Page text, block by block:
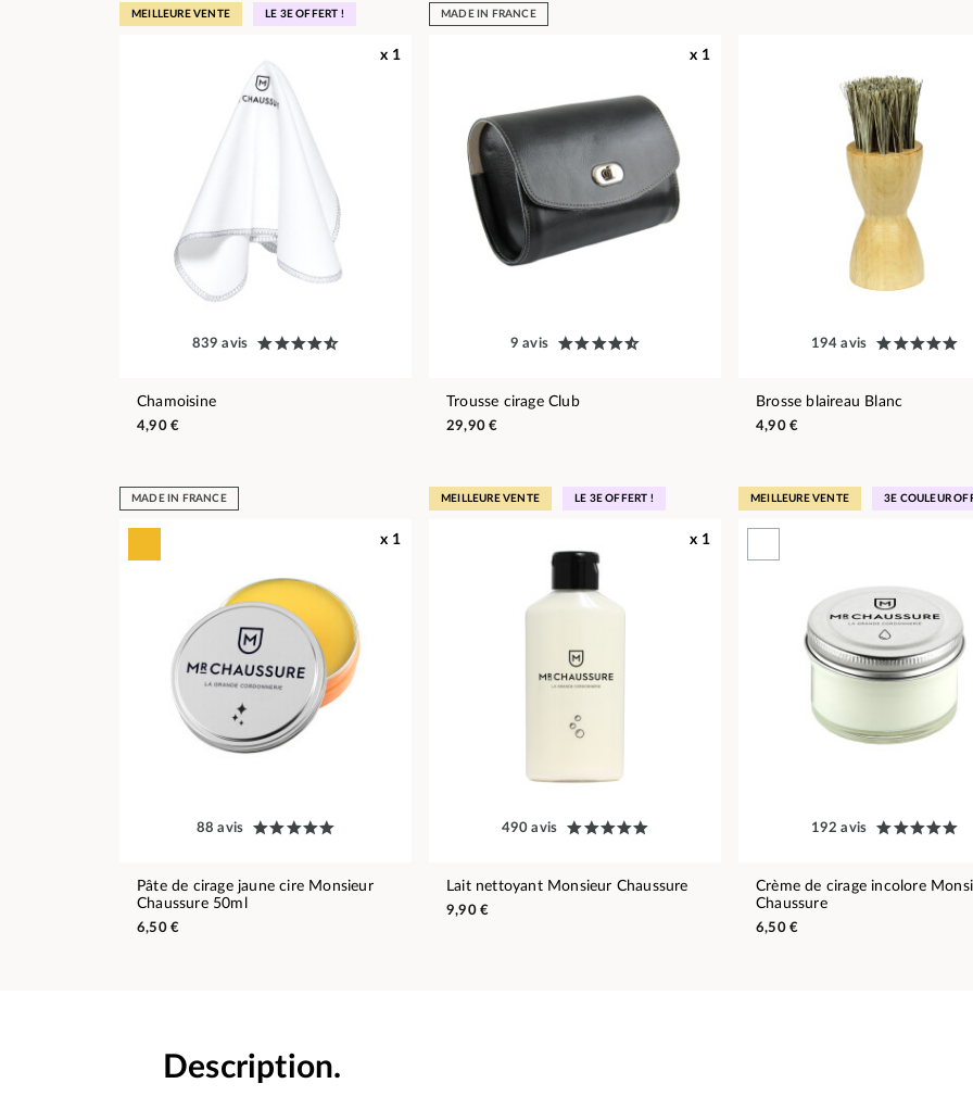
MEILLEURE VENTE LE 3E OFFERT !
x 1
839 avis
Chamoisine
4,90 €
MADE IN FRANCE
x 1
9 avis
Trousse cirage Club
29,90 €
194 avis
Brosse blaireau Blanc
4,90 €
MADE IN FRANCE
x 1
88 avis
Pâte de cirage jaune cire Monsieur
Chaussure 50ml
6,50 €
MEILLEURE VENTE LE 3E OFFERT !
x 1
490 avis
Lait nettoyant Monsieur Chaussure
9,90 €
MEILLEURE VENTE 3E COULEUR
192 avis
Crème de cirage incolore
Chaussure
6,50 €
Description.